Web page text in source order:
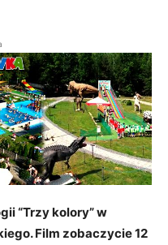
“Trzy kolory” w
Film zobaczycie 12